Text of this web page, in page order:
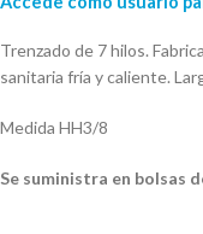
Trenzado de 7 hilos.
sanitaria fría y caliente.
Medida HH3/8
Se suministra en bolsas